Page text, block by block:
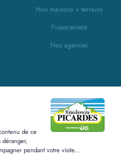
Nos maisons + terrains
Financement
Nos agences